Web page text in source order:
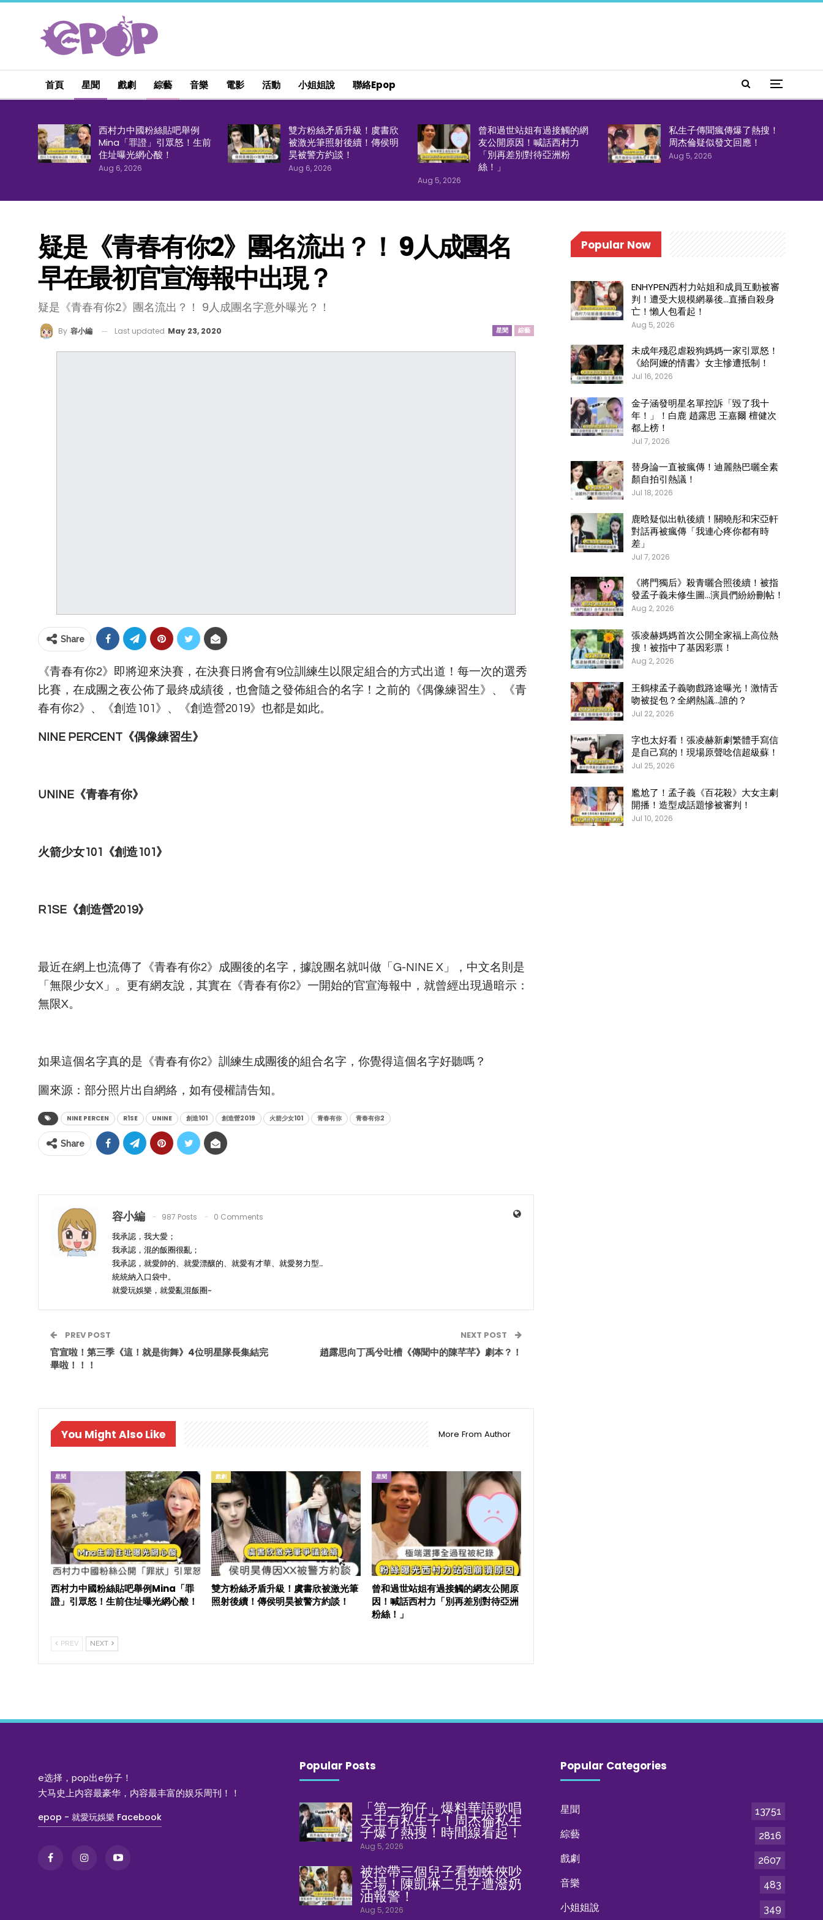
首頁 星聞 戲劇 綜藝 音樂 電影 活動 小姐姐說 聯絡epop
西村力中國粉絲貼吧舉例
Mina「罪證」引眾怒！生前
住址曝光網心酸！
Aug 6, 2026
雙方粉絲矛盾升級！虞書欣
被激光筆照射後續！傳侯明
昊被警方約談！
Aug 6, 2026
曾和過世站姐有過接觸的網
友公開原因！喊話西村力
「別再差別對待亞洲粉
絲！」
Aug 5, 2026
私生子傳聞瘋傳爆了熱搜！
周杰倫疑似發文回應！
Aug 5, 2026
疑是《青春有你2》團名流出？！ 9人成團名
早在最初官宣海報中出現？
疑是《青春有你2》團名流出？！ 9人成團名字意外曝光？！
星聞 綜藝
By 容小編 Last updated May 23, 2020
Share
《青春有你2》即將迎來決賽，在決賽日將會有9位訓練生以限定組合的方式出道！每一次的選秀
比賽，在成團之夜公佈了最終成績後，也會隨之發佈組合的名字！之前的《偶像練習生》、《青
春有你2》、《創造101》、《創造營2019》也都是如此。
NINE PERCENT《偶像練習生》
UNINE《青春有你》
火箭少女101《創造101》
R1SE《創造營2019》
最近在網上也流傳了《青春有你2》成團後的名字，據說團名就叫做「G-NINE X」，中文名則是
「無限少女X」。更有網友說，其實在《青春有你2》一開始的官宣海報中，就曾經出現過暗示：
無限X。
如果這個名字真的是《青春有你2》訓練生成團後的組合名字，你覺得這個名字好聽嗎？
圖來源：部分照片出自網絡，如有侵權請告知。
NINE PERCEN R1SE UNINE 創造101 創造營2019 火箭少女101 青春有你 青春有你2
Share
容小編 987 Posts 0 Comments
我承認，我大愛；
我承認，混的飯圈很亂；
我承認，就愛帥的、就愛漂釀的、就愛有才華、就愛努力型…
統統納入口袋中。
就愛玩娛樂，就愛亂混飯圈~
PREV POST
官宣啦！第三季《這！就是街舞》4位明星隊長集結完
畢啦！！！
NEXT POST
趙露思向丁禹兮吐槽《傳聞中的陳芊芊》劇本？！
You Might Also Like More From Author
星聞
西村力中國粉絲貼吧舉例Mina「罪
證」引眾怒！生前住址曝光網心酸！
戲劇
雙方粉絲矛盾升級！虞書欣被激光筆
照射後續！傳侯明昊被警方約談！
星聞
曾和過世站姐有過接觸的網友公開原
因！喊話西村力「別再差別對待亞洲
粉絲！」
PREV NEXT
Popular Now
ENHYPEN西村力站姐和成員互動被審
判！遭受大規模網暴後…直播自殺身
亡！懶人包看起！
Aug 5, 2026
未成年殘忍虐殺狗媽媽一家引眾怒！
《給阿嬤的情書》女主慘遭抵制！
Jul 16, 2026
金子涵發明星名單控訴「毀了我十
年！」！白鹿 趙露思 王嘉爾 檀健次
都上榜！
Jul 7, 2026
替身論一直被瘋傳！迪麗熱巴曬全素
顏自拍引熱議！
Jul 18, 2026
鹿晗疑似出軌後續！關曉彤和宋亞軒
對話再被瘋傳「我連心疼你都有時
差」
Jul 7, 2026
《將門獨后》殺青曬合照後續！被指
發孟子義未修生圖…演員們紛紛刪帖！
Aug 2, 2026
張凌赫媽媽首次公開全家福上高位熱
搜！被指中了基因彩票！
Aug 2, 2026
王鶴棣孟子義吻戲路途曝光！激情舌
吻被捉包？全網熱議…誰的？
Jul 22, 2026
字也太好看！張凌赫新劇繁體手寫信
是自己寫的！現場原聲唸信超級蘇！
Jul 25, 2026
尷尬了！孟子義《百花殺》大女主劇
開播！造型成話題慘被審判！
Jul 10, 2026
e选择，pop出e份子！
大马史上内容最豪华，内容最丰富的娱乐周刊！！
epop - 就愛玩娛樂 Facebook
Popular Posts
「第一狗仔」爆料華語歌唱
天王有私生子！周杰倫私生
子爆了熱搜！時間線看起！
Aug 5, 2026
被控帶三個兒子看蜘蛛俠吵
全場！陳凱琳二兒子遭潑奶
油報警！
Aug 5, 2026
Popular Categories
星聞
13751
綜藝
2816
戲劇
2607
音樂
483
小姐姐說
349